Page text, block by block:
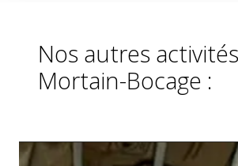
Nos autres
Mortain-Bocage :